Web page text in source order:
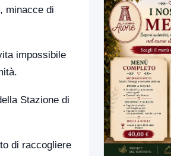
minacce di
impossibile
Stazione di
di raccogliere
23:00